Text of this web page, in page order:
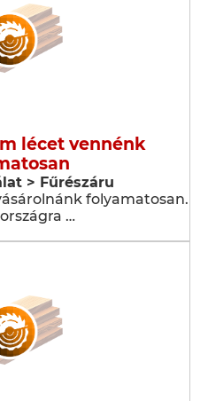
lécet vennénk
> Fűrészáru
folyamatosan.
…